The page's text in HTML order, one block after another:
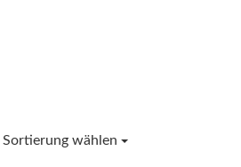
Sortierung wählen